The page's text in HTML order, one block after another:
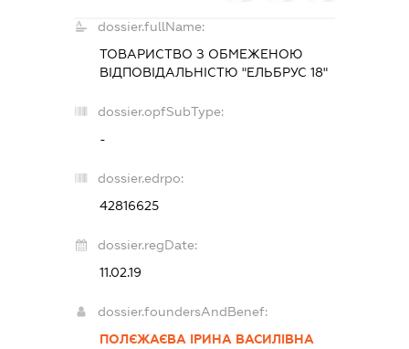
dossier.fullName:
ТОВАРИСТВО З ОБМЕЖЕНОЮ
ВІДПОВІДАЛЬНІСТЮ "ЕЛЬБРУС 18"
dossier.opfSubType:
-
dossier.edrpo:
42816625
dossier.regDate:
11.02.19
dossier.foundersAndBenef:
ПОЛЄЖАЄВА ІРИНА ВАСИЛІВНА